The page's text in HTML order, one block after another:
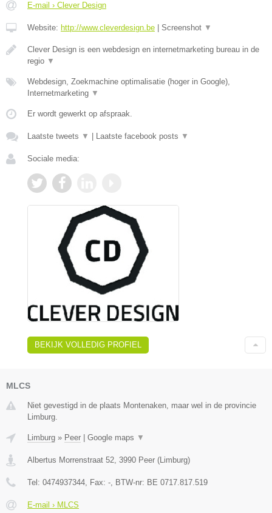
E-mail › Clever Design
Website: http://www.cleverdesign.be Screenshot ▼
Clever Design is een webdesign en internetmarketing bureau in de
regio ▼
Webdesign, Zoekmachine optimalisatie (hoger in Google),
Internetmarketing ▼
Er wordt gewerkt op afspraak.
Laatste tweets ▼ Laatste facebook posts ▼
Sociale media:
BEKIJK VOLLEDIG PROFIEL
MLCS
Niet gevestigd in de plaats Montenaken, maar wel in de provincie
Limburg.
Limburg » Peer Google maps ▼
Albertus Morrenstraat 52, 3990 Peer (Limburg)
Tel: 0474937344, Fax: -, BTW-nr: BE 0717.817.519
E-mail › MLCS